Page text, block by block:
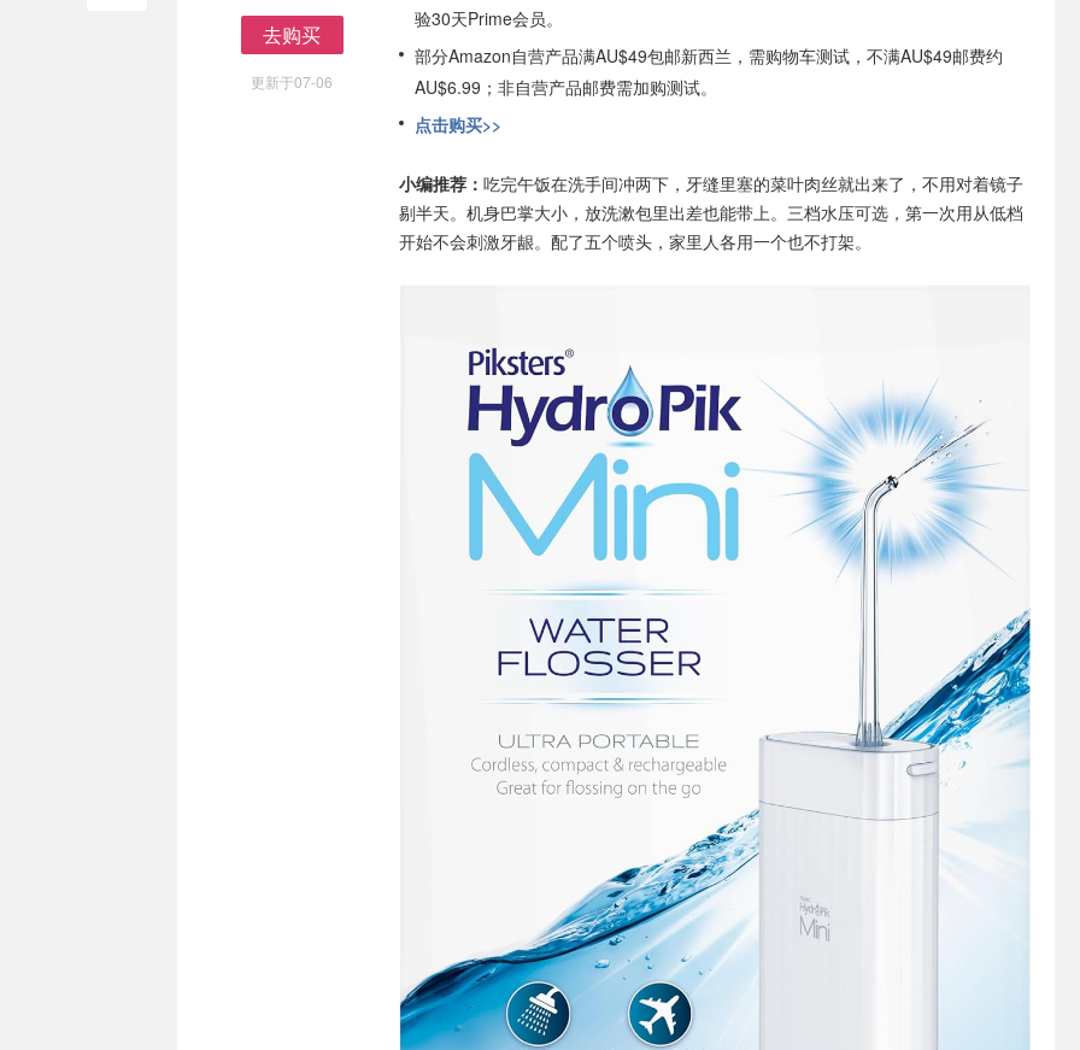
去购买
更新于07-06
验30天Prime会员。
部分Amazon自营产品满AU$49包邮新西兰，需购物车测试，不满AU$49邮费约
AU$6.99；非自营产品邮费需加购测试。
点击购买>>
小编推荐： 吃完午饭在洗手间冲两下，牙缝里塞的菜叶肉丝就出来了，不用对着镜子
剔半天。机身巴掌大小，放洗漱包里出差也能带上。三档水压可选，第一次用从低档
开始不会刺激牙龈。配了五个喷头，家里人各用一个也不打架。